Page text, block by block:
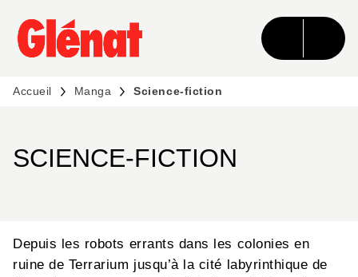
MENU RECHERCHE CONTENU
PIED DE PAGE
Accueil Manga Science-fiction
SCIENCE-FICTION
Depuis les robots errants dans les colonies en
ruine de Terrarium jusqu’à la cité labyrinthique de